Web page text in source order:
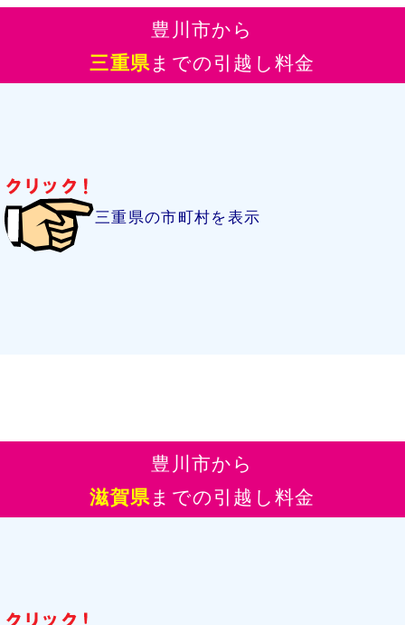
豊川市から
三重県までの引越し料金
三重県の市町村を表示
豊川市から
滋賀県までの引越し料金